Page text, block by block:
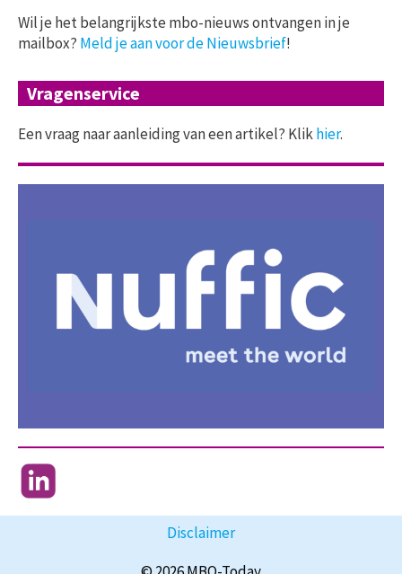
Wil je het belangrijkste mbo-nieuws ontvangen in je
mailbox? Meld je aan voor de Nieuwsbrief!
Vragenservice
Een vraag naar aanleiding van een artikel? Klikhier.
Disclaimer